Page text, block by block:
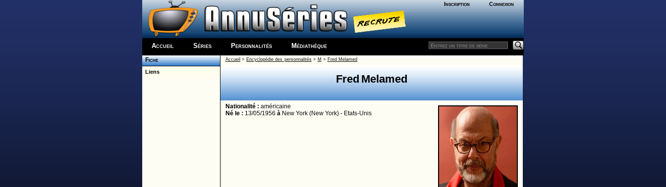
Inscription Connexion
Accueil Séries Personnalités Médiathèque
Fiche
Liens
Accueil > Encyclopédie des personnalités> M > Fred Melamed
Fred Melamed
Nationalité : américaine
Né le : 13/05/1956 à New York (New York) - Etats-Unis